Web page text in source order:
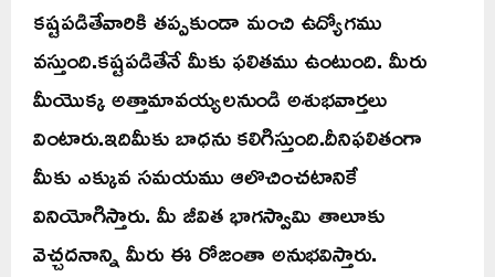
కష్టపడితేవారికి తప్పకుండా మంచి ఉద్యోగము
వస్తుంది.కష్టపడితేనే మీకు ఫలితము ఉంటుంది. మీరు
మీయొక్క అత్తామావయ్యలనుండి అశుభవార్తలు
వింటారు.ఇదిమీకు బాధను కలిగిస్తుంది.దీనిఫలితంగా
మీకు ఎక్కువ సమయము ఆలొచించటానికే
వినియోగిస్తారు. మీ జీవిత భాగస్వామి తాలూకు
వెచ్చదనాన్ని మీరు ఈ రోజంతా అనుభవిస్తారు.